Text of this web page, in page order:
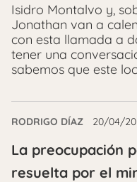
Isidro Montalvo y,
Jonathan van a
con esta llamada a
tener una
sabemos que este
RODRIGO DÍAZ 20/04/
La preocupación
resuelta por el